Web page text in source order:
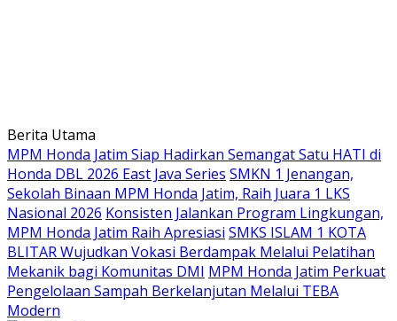
Langsung
ke
konten
Berita Utama
MPM Honda Jatim Siap Hadirkan Semangat Satu HATI di
Honda DBL 2026 East Java Series SMKN 1 Jenangan,
Sekolah Binaan MPM Honda Jatim, Raih Juara 1 LKS
Nasional 2026 Konsisten Jalankan Program Lingkungan,
MPM Honda Jatim Raih Apresiasi SMKS ISLAM 1 KOTA
BLITAR Wujudkan Vokasi Berdampak Melalui Pelatihan
Mekanik bagi Komunitas DMI MPM Honda Jatim Perkuat
Pengelolaan Sampah Berkelanjutan Melalui TEBA
Modern